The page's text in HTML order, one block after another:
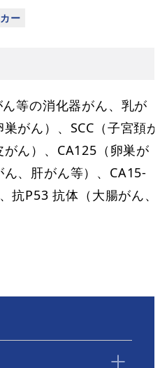
ん等の消化器がん、乳が
がん）、SCC（子宮頚が
がん）、CA125（卵巣が
ん、肝がん等）、CA15-
抗P53 抗体（大腸がん、